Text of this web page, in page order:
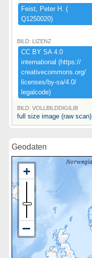
Feist,​ ​Peter ​H.​ ​(​
Q1250020)​
BILD: LIZENZ
CC ​BY ​SA ​4.​0 ​
international ​(​https:​/​/​
creativecommons.​org/​
licenses/​by-​sa/​4.​0/​
legalcode)​
BILD: VOLLBILDDIGILIB
full size image (raw scan)
Geodaten